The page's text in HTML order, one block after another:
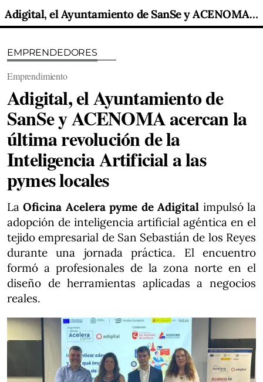
Adigital, el Ayuntamiento de SanSe y ACENOMA acercan la última revolución de la Inteligencia Artificial a las pymes locales
EMPRENDEDORES
Emprendimiento
Adigital, el Ayuntamiento de
SanSe y ACENOMA acercan la
última revolución de la
Inteligencia Artificial a las
pymes locales
LaOficina Acelera pyme de Adigital impulsó la
adopción de inteligencia artificial agéntica en el
tejido empresarial de San Sebastián de los Reyes
durante una jornada práctica. El encuentro
formó a profesionales de la zona norte en el
diseño de herramientas aplicadas a negocios
reales.